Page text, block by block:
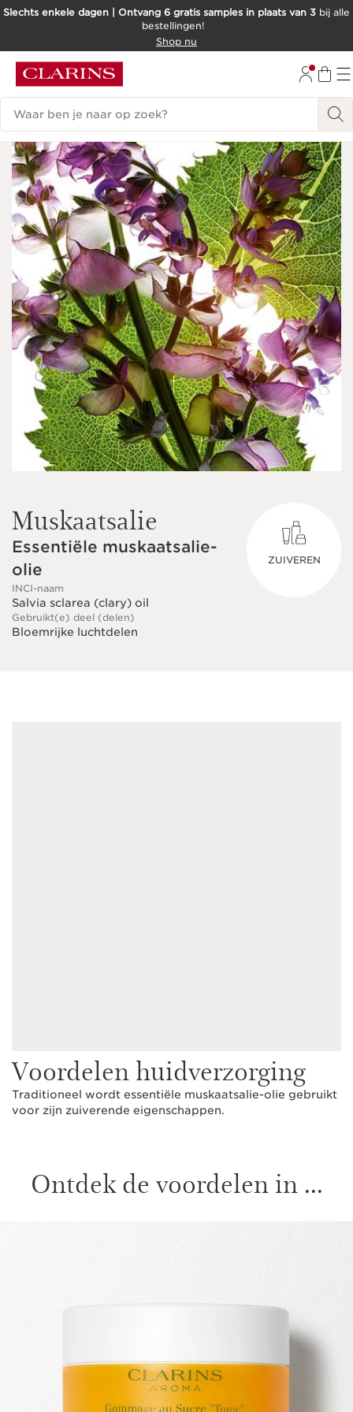
DOORGAAN NAAR INHOUD
Slechts enkele dagen | Ontvang 6 gratis samples in plaats van 3 bij alle
bestellingen!
Shop nu
Zoekgeschiedenis
Muskaatsalie
Essentiële muskaatsalie-
olie
INCI-naam
Salvia sclarea (clary) oil
Gebruikt(e) deel (delen)
Bloemrijke luchtdelen
ZUIVEREN
Voordelen huidverzorging
Traditioneel wordt essentiële muskaatsalie-olie gebruikt
voor zijn zuiverende eigenschappen.
Ontdek de voordelen in ...